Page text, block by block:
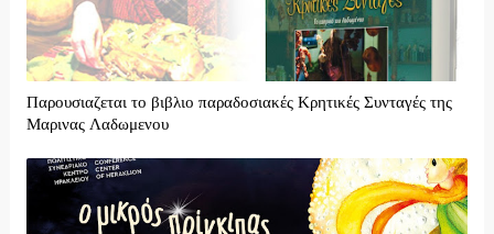
Παρουσιαζεται το βιβλιο παραδοσιακές Κρητικές Συνταγές της
Μαρινας Λαδωμενου